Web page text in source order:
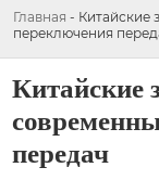
Главная - Китайские
переключения
Китайские
передач